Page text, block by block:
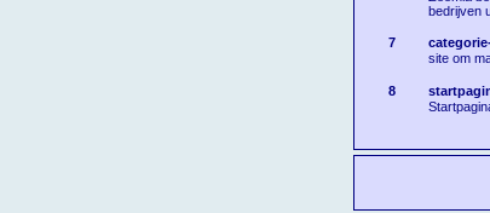
bedrijven
7
site om
8